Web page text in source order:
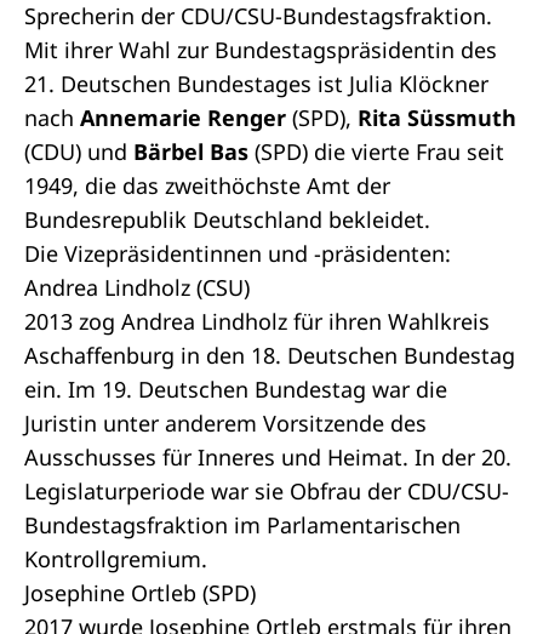
Sprecherin der CDU/CSU-Bundestagsfraktion.
Mit ihrer Wahl zur Bundestagspräsidentin des
21. Deutschen Bundestages ist Julia Klöckner
nach Annemarie Renger (SPD), Rita Süssmuth
(CDU) und Bärbel Bas (SPD) die vierte Frau seit
1949, die das zweithöchste Amt der
Bundesrepublik Deutschland bekleidet.
Die Vizepräsidentinnen und -präsidenten:
Andrea Lindholz (CSU)
2013 zog Andrea Lindholz für ihren Wahlkreis
Aschaffenburg in den 18. Deutschen Bundestag
ein. Im 19. Deutschen Bundestag war die
Juristin unter anderem Vorsitzende des
Ausschusses für Inneres und Heimat. In der 20.
Legislaturperiode war sie Obfrau der CDU/CSU-
Bundestagsfraktion im Parlamentarischen
Kontrollgremium.
Josephine Ortleb (SPD)
2017 wurde Josephine Ortleb erstmals für ihren